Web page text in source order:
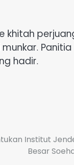
khitah
Panitia
hadir.
Institut
Besar